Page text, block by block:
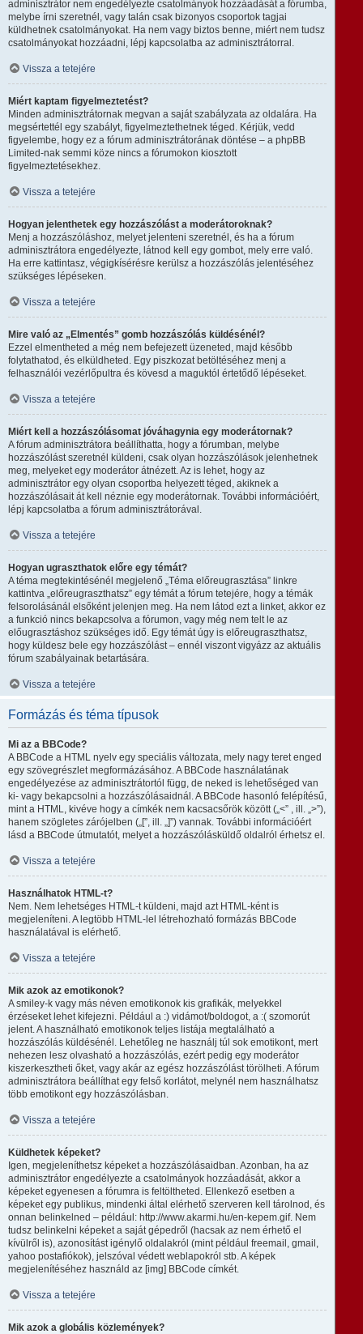
adminisztrátor nem engedélyezte csatolmányok hozzáadását a fórumba,
melybe írni szeretnél, vagy talán csak bizonyos csoportok tagjai
küldhetnek csatolmányokat. Ha nem vagy biztos benne, miért nem tudsz
csatolmányokat hozzáadni, lépj kapcsolatba az adminisztrátorral.
Vissza a tetejére
Miért kaptam figyelmeztetést?
Minden adminisztrátornak megvan a saját szabályzata az oldalára. Ha
megsértettél egy szabályt, figyelmeztethetnek téged. Kérjük, vedd
figyelembe, hogy ez a fórum adminisztrátorának döntése – a phpBB
Limited-nak semmi köze nincs a fórumokon kiosztott
figyelmeztetésekhez.
Vissza a tetejére
Hogyan jelenthetek egy hozzászólást a moderátoroknak?
Menj a hozzászóláshoz, melyet jelenteni szeretnél, és ha a fórum
adminisztrátora engedélyezte, látnod kell egy gombot, mely erre való.
Ha erre kattintasz, végigkísérésre kerülsz a hozzászólás jelentéséhez
szükséges lépéseken.
Vissza a tetejére
Mire való az „Elmentés” gomb hozzászólás küldésénél?
Ezzel elmentheted a még nem befejezett üzeneted, majd később
folytathatod, és elküldheted. Egy piszkozat betöltéséhez menj a
felhasználói vezérlőpultra és kövesd a maguktól értetődő lépéseket.
Vissza a tetejére
Miért kell a hozzászólásomat jóváhagynia egy moderátornak?
A fórum adminisztrátora beállíthatta, hogy a fórumban, melybe
hozzászólást szeretnél küldeni, csak olyan hozzászólások jelenhetnek
meg, melyeket egy moderátor átnézett. Az is lehet, hogy az
adminisztrátor egy olyan csoportba helyezett téged, akiknek a
hozzászólásait át kell néznie egy moderátornak. További információért,
lépj kapcsolatba a fórum adminisztrátorával.
Vissza a tetejére
Hogyan ugraszthatok előre egy témát?
A téma megtekintésénél megjelenő „Téma előreugrasztása” linkre
kattintva „előreugraszthatsz” egy témát a fórum tetejére, hogy a témák
felsorolásánál elsőként jelenjen meg. Ha nem látod ezt a linket, akkor ez
a funkció nincs bekapcsolva a fórumon, vagy még nem telt le az
előugrasztáshoz szükséges idő. Egy témát úgy is előreugraszthatsz,
hogy küldesz bele egy hozzászólást – ennél viszont vigyázz az aktuális
fórum szabályainak betartására.
Vissza a tetejére
Formázás és téma típusok
Mi az a BBCode?
A BBCode a HTML nyelv egy speciális változata, mely nagy teret enged
egy szövegrészlet megformázásához. A BBCode használatának
engedélyezése az adminisztrátortól függ, de neked is lehetőséged van
ki- vagy bekapcsolni a hozzászólásaidnál. A BBCode hasonló felépítésű,
mint a HTML, kivéve hogy a címkék nem kacsacsőrök között („<” , ill. „>”),
hanem szögletes zárójelben („[”, ill. „]”) vannak. További információért
lásd a BBCode útmutatót, melyet a hozzászólásküldő oldalról érhetsz el.
Vissza a tetejére
Használhatok HTML-t?
Nem. Nem lehetséges HTML-t küldeni, majd azt HTML-ként is
megjeleníteni. A legtöbb HTML-lel létrehozható formázás BBCode
használatával is elérhető.
Vissza a tetejére
Mik azok az emotikonok?
A smiley-k vagy más néven emotikonok kis grafikák, melyekkel
érzéseket lehet kifejezni. Például a :) vidámot/boldogot, a :( szomorút
jelent. A használható emotikonok teljes listája megtalálható a
hozzászólás küldésénél. Lehetőleg ne használj túl sok emotikont, mert
nehezen lesz olvasható a hozzászólás, ezért pedig egy moderátor
kiszerkesztheti őket, vagy akár az egész hozzászólást törölheti. A fórum
adminisztrátora beállíthat egy felső korlátot, melynél nem használhatsz
több emotikont egy hozzászólásban.
Vissza a tetejére
Küldhetek képeket?
Igen, megjeleníthetsz képeket a hozzászólásaidban. Azonban, ha az
adminisztrátor engedélyezte a csatolmányok hozzáadását, akkor a
képeket egyenesen a fórumra is feltöltheted. Ellenkező esetben a
képeket egy publikus, mindenki által elérhető szerveren kell tárolnod, és
onnan belinkelned – például: http://www.akarmi.hu/en-kepem.gif. Nem
tudsz belinkelni képeket a saját gépedről (hacsak az nem érhető el
kívülről is), azonosítást igénylő oldalakról (mint például freemail, gmail,
yahoo postafiókok), jelszóval védett weblapokról stb. A képek
megjelenítéséhez használd az [img] BBCode címkét.
Vissza a tetejére
Mik azok a globális közlemények?